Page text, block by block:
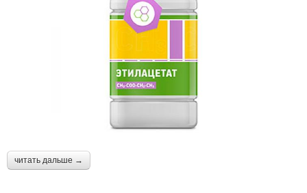
читать дальше →